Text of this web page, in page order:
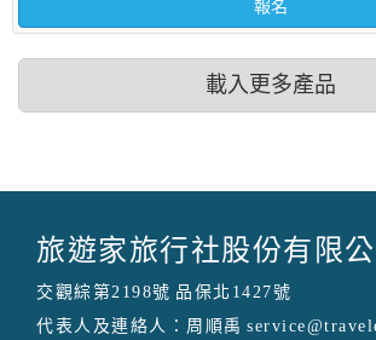
報名
載入更多產品
旅遊家旅行社股份有限公
交觀綜第2198號 品保北1427號
代表人及連絡人：周順禹